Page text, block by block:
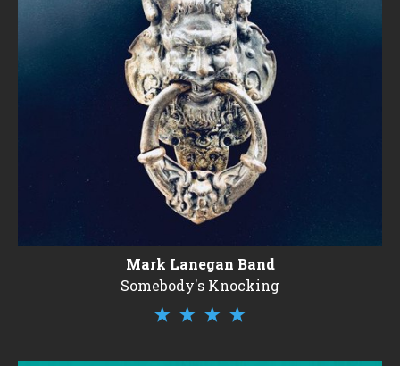
Mark Lanegan Band
Somebody's Knocking